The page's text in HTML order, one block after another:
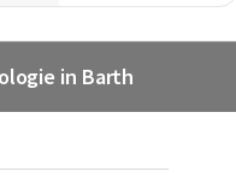
in Barth